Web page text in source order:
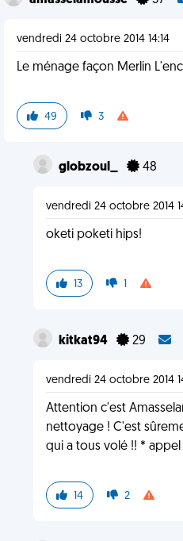
vendredi 24 octobre 2014 14:14
Le ménage façon Merlin
49 3
globzoul_ 48
vendredi 24 octobre 2014
oketi poketi hips!
13 1
kitkat94 29
vendredi 24 octobre 2014
Attention c'est
nettoyage ! C'est
qui a tous volé !! * appel
14 2